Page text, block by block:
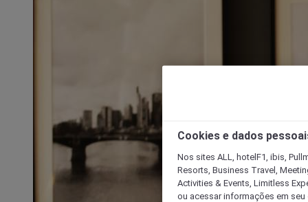
Cookies e dados
Nos sites ALL, hotelF1, ibis,
Resorts, Business Travel,
Activities & Events, Limitless
ou acessar informações em